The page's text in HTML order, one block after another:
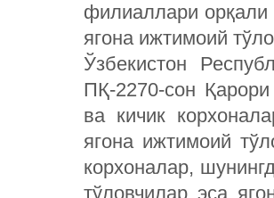
филиаллари орқали
ягона ижтимоий
Ўзбекистон
ПҚ-2270-сон
ва кичик
ягона ижтимоий
корхоналар,
тўловчилар эса